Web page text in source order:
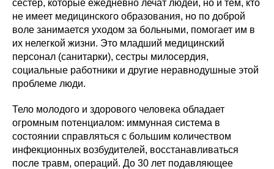
сестер, которые ежедневно лечат людей, но и тем, кто
не имеет медицинского образования, но по доброй
воле занимается уходом за больными, помогает им в
их нелегкой жизни. Это младший медицинский
персонал (санитарки), сестры милосердия,
социальные работники и другие неравнодушные этой
проблеме люди.
Тело молодого и здорового человека обладает
огромным потенциалом: иммунная система в
состоянии справляться с большим количеством
инфекционных возбудителей, восстанавливаться
после травм, операций. До 30 лет подавляющее